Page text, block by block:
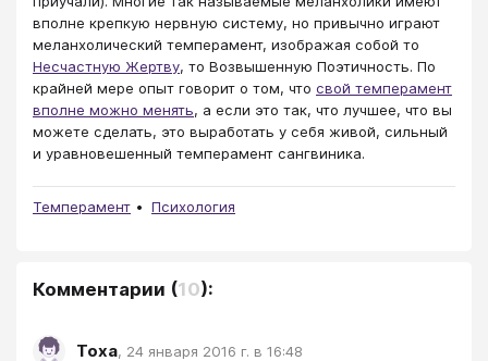
вполне крепкую нервную систему, но привычно играют
меланхолический темперамент, изображая собой то
Несчастную Жертву, то Возвышенную Поэтичность. По
крайней мере опыт говорит о том, что свой темперамент
вполне можно менять, а если это так, что лучшее, что вы
можете сделать, это выработать у себя живой, сильный
и уравновешенный темперамент сангвиника.
Темперамент Психология
Комментарии (10):
Тоха, 24 января 2016 г. в 16:48